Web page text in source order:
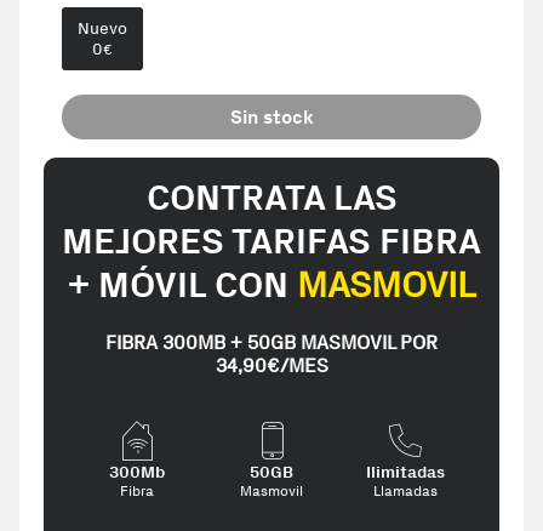
Nuevo
0€
Sin stock
CONTRATA LAS
MEJORES TARIFAS FIBRA
+ MÓVIL CON MASMOVIL
FIBRA 300MB + 50GB MASMOVIL POR
34,90€/MES
300Mb
Fibra
50GB
Masmovil
Ilimitadas
Llamadas